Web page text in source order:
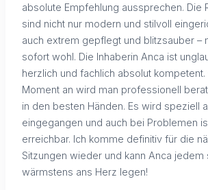
absolute Empfehlung aussprechen. Die
sind nicht nur modern und stilvoll
auch extrem gepflegt und blitzsauber –
sofort wohl. Die Inhaberin Anca ist
herzlich und fachlich absolut
Moment an wird man professionell
in den besten Händen. Es wird speziell
eingegangen und auch bei Problemen
erreichbar. Ich komme definitiv für die
Sitzungen wieder und kann Anca jedem
wärmstens ans Herz legen!